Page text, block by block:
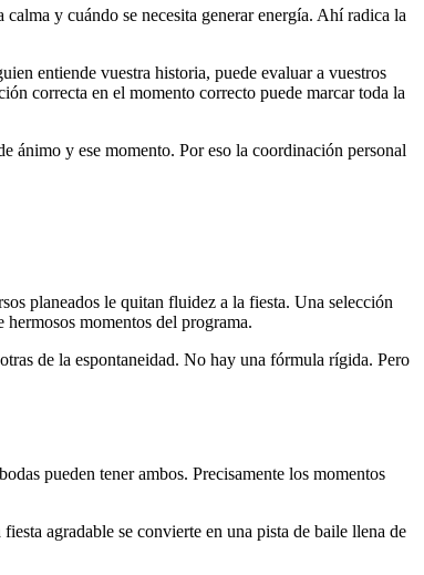
y cuándo se necesita generar energía. Ahí radica la
entiende vuestra historia, puede evaluar a vuestros
correcta en el momento correcto puede marcar toda la
ánimo y ese momento. Por eso la coordinación personal
planeados le quitan fluidez a la fiesta. Una selección
momentos del programa.
de la espontaneidad. No hay una fórmula rígida. Pero
pueden tener ambos. Precisamente los momentos
agradable se convierte en una pista de baile llena de